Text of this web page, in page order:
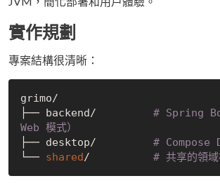
實作規劃
專案結構很清晰：
grimo/
├── backend/ # Spring
Web 模式）
├── desktop/ # Compose
└── shared/ # 共享的領域